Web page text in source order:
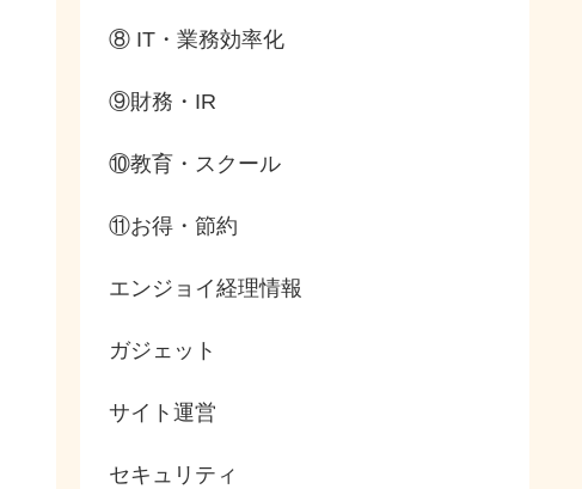
⑧ IT・業務効率化
⑨財務・IR
⑩教育・スクール
⑪お得・節約
エンジョイ経理情報
ガジェット
サイト運営
セキュリティ